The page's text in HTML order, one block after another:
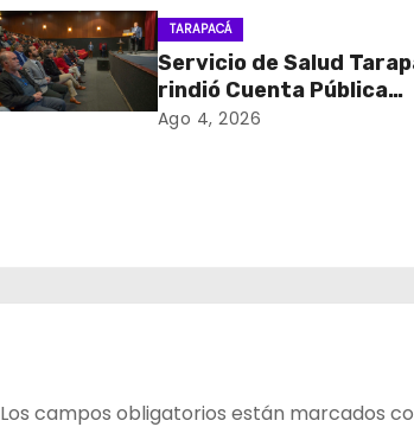
TARAPACÁ
Servicio de Salud
rindió Cuenta Pública
Participativa
Ago 4, 2026
Los campos obligatorios están marcados